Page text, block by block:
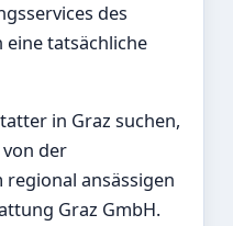
des
tatsächliche
in Graz suchen,
der
ansässigen
Graz GmbH.